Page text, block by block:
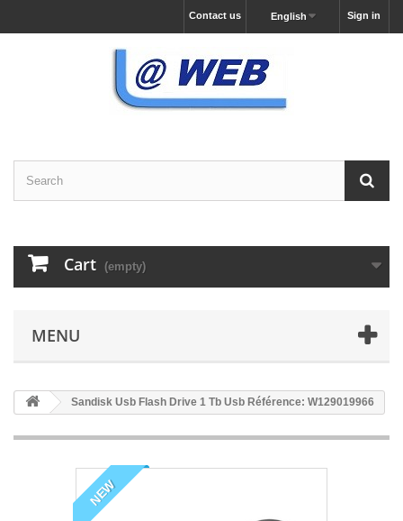
Sign in
English
Contact us
Cart (empty)
MENU
Sandisk Usb Flash Drive 1 Tb Usb Référence: W129019966
NEW